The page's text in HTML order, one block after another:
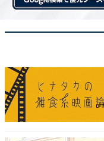
スポーツ観戦が趣味